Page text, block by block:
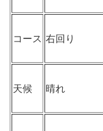
コース 右回り
天候 晴れ